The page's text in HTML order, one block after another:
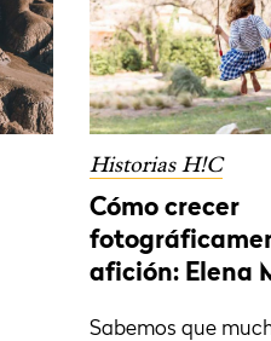
Historias H!C
Cómo crecer
afición: Elena
Sabemos que